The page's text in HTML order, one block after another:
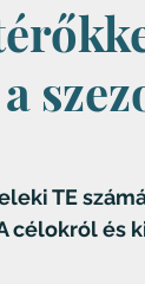
TE
célokról és